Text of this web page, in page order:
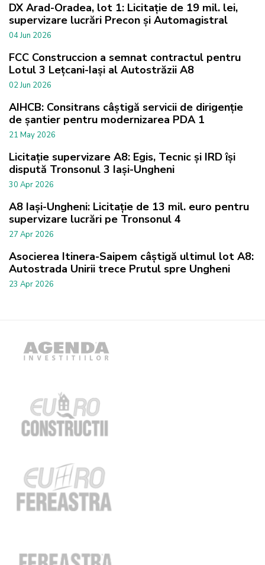
DX Arad-Oradea, lot 1: Licitație de 19 mil. lei,
supervizare lucrări Precon și Automagistral
04 Jun 2026
FCC Construccion a semnat contractul pentru
Lotul 3 Lețcani-Iași al Autostrăzii A8
02 Jun 2026
AIHCB: Consitrans câștigă servicii de dirigenție
de șantier pentru modernizarea PDA 1
21 May 2026
Licitație supervizare A8: Egis, Tecnic și IRD își
dispută Tronsonul 3 Iași-Ungheni
30 Apr 2026
A8 Iași-Ungheni: Licitație de 13 mil. euro pentru
supervizare lucrări pe Tronsonul 4
27 Apr 2026
Asocierea Itinera-Saipem câștigă ultimul lot A8:
Autostrada Unirii trece Prutul spre Ungheni
23 Apr 2026